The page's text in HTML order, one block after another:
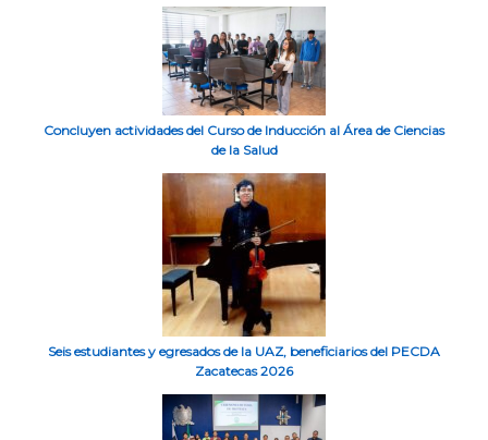
Concluyen actividades del Curso de Inducción al Área de Ciencias
de la Salud
Seis estudiantes y egresados de la UAZ, beneficiarios del PECDA
Zacatecas 2026